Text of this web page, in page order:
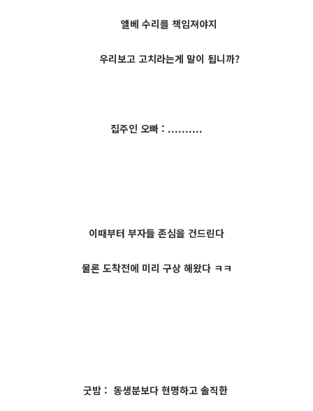
엘베 수리를 책임져야지
우리보고 고치라는게 말이 됩니까?
집주인 오빠 : ..........
이때부터 부자들 존심을 건드린다
물론 도착전에 미리 구상 해왔다 ㅋㅋ
굿밤 : 동생분보다 현명하고 솔직한